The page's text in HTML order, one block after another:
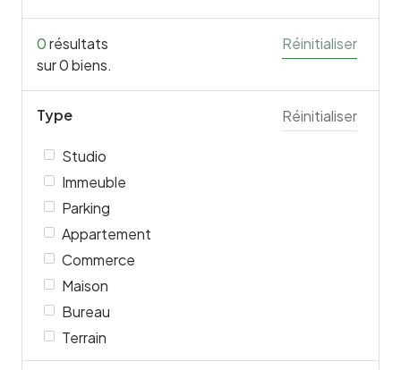
0résultats
sur0biens.
Réinitialiser
Type Réinitialiser
Studio
Immeuble
Parking
Appartement
Commerce
Maison
Bureau
Terrain